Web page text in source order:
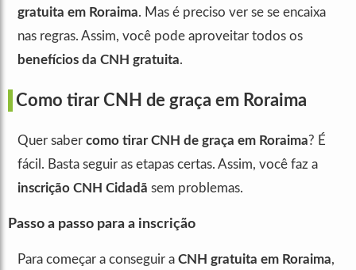
gratuita em Roraima. Mas é preciso ver se se encaixa
nas regras. Assim, você pode aproveitar todos os
benefícios da CNH gratuita.
Como tirar CNH de graça em Roraima
Quer saber como tirar CNH de graça em Roraima? É
fácil. Basta seguir as etapas certas. Assim, você faz a
inscrição CNH Cidadã sem problemas.
Passo a passo para a inscrição
Para começar a conseguir a CNH gratuita em Roraima,